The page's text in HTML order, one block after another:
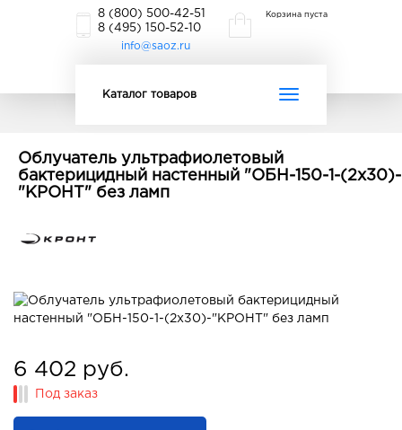
8 (800) 500-42-51
8 (495) 150-52-10
info@saoz.ru
Корзина пуста
Toggle
Каталог товаров
Облучатель ультрафиолетовый
бактерицидный настенный "ОБН-150-1-(2х30)-
"КРОНТ" без ламп
6 402 руб.
Под заказ